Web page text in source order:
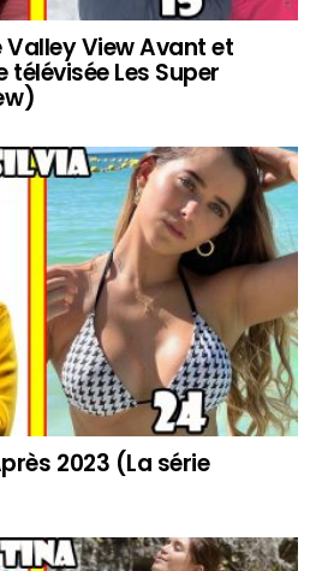
Valley View Avant et
Les Super
2023 (La série